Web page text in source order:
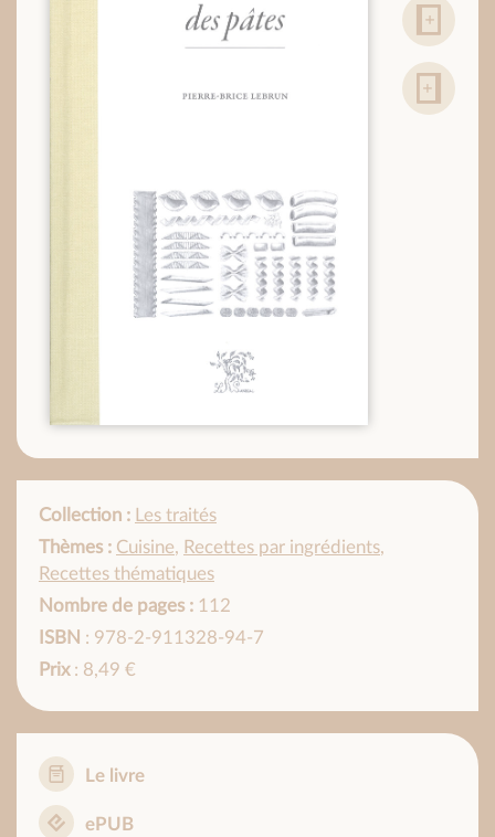
Collection : Les traités
Thèmes : Cuisine, Recettes par ingrédients,
Recettes thématiques
Nombre de pages : 112
ISBN : 978-2-911328-94-7
Prix: 8,49 €
Le livre
ePUB